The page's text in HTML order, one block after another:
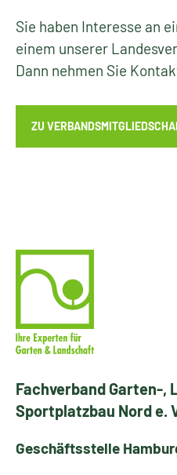
Sie haben Interesse an
einem unserer
Dann nehmen Sie
ZU
Fachverband Garten-,
Sportplatzbau Nord e.
Geschäftsstelle